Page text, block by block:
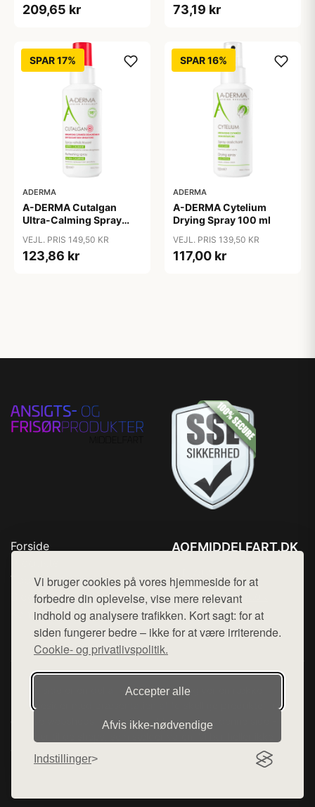
Vi bruger cookies på vores hjemmeside for at
forbedre din oplevelse, vise mere relevant
indhold og analysere trafikken. Kort sagt: for at
siden fungerer bedre – ikke for at være irriterende.
Cookie- og privatlivspolitik.
Accepter alle
Afvis ikke‑nødvendige
Indstillinger
209,65 kr 73,19 kr
SPAR 17%
ADERMA
A-DERMA Cutalgan
Ultra-Calming Spray
VEJL. PRIS 149,50 KR
123,86 kr
SPAR 16%
ADERMA
A-DERMA Cytelium
Drying Spray 100 ml
VEJL. PRIS 139,50 KR
117,00 kr
Forside
Top Rabatter
Blog
Kontakt
AOFMIDDELFART.DK
Mail: hej@want.dk
Cookie- og privatlivspolitik
Denne side er en del af want.dk, der udgiver en række
hjemmesider med præsentation af forskellige produkter fra
diverse webshops. Der sælges ikke varer fra denne side - vi
varerne på lager.